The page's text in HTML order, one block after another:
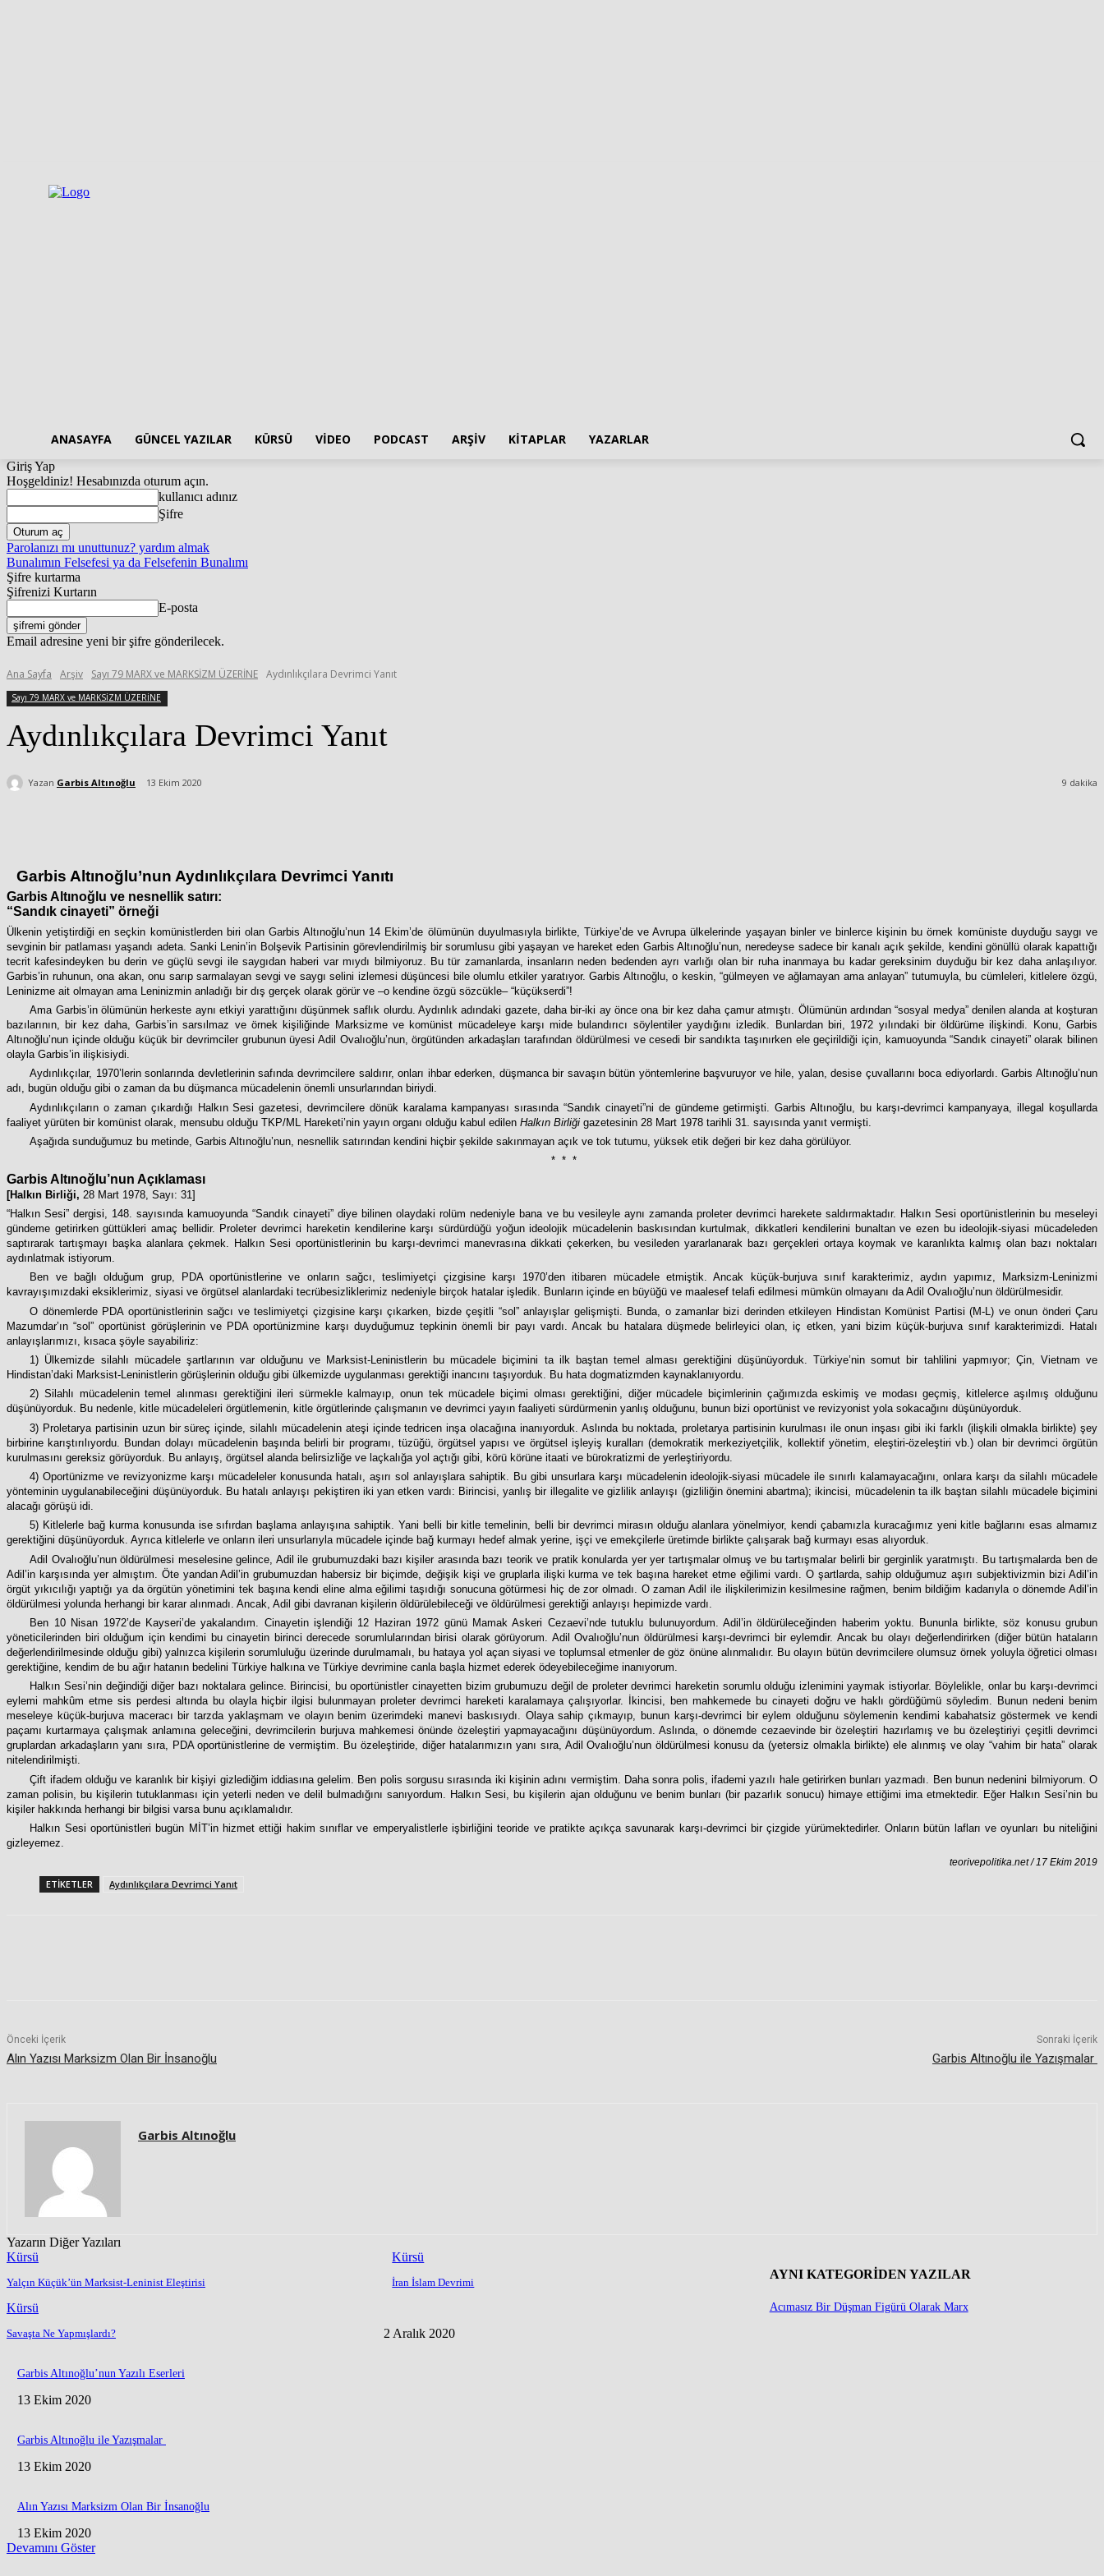
ANASAYFA GÜNCEL YAZILAR KÜRSÜ VIDEO PODCAST ARŞIV KITAPLAR YAZARLAR
Giriş Yap
Hoşgeldiniz! Hesabınızda oturum açın.
kullanıcı adınız
Şifre
Parolanızı mı unuttunuz? yardım almak
Bunalımın Felsefesi ya da Felsefenin Bunalımı
Şifre kurtarma
Şifrenizi Kurtarın
E-posta
Email adresine yeni bir şifre gönderilecek.
Ana Sayfa Arşiv Sayı 79 MARX ve MARKSİZM ÜZERİNE Aydınlıkçılara Devrimci Yanıt
Sayı 79 MARX ve MARKSİZM ÜZERİNE
Aydınlıkçılara Devrimci Yanıt
Yazan Garbis Altınoğlu 13 Ekim 2020 9 dakika
Garbis Altınoğlu’nun Aydınlıkçılara Devrimci Yanıtı
Garbis Altınoğlu ve nesnellik satırı:
“Sandık cinayeti” örneği
Ülkenin yetiştirdiği en seçkin komünistlerden biri olan Garbis Altınoğlu’nun 14 Ekim’de ölümünün duyulmasıyla birlikte, Türkiye’de ve Avrupa ülkelerinde yaşayan binler ve binlerce kişinin bu örnek komüniste duyduğu saygı ve
sevginin bir patlaması yaşandı adeta. Sanki Lenin’in Bolşevik Partisinin görevlendirilmiş bir sorumlusu gibi yaşayan ve hareket eden Garbis Altınoğlu’nun, neredeyse sadece bir kanalı açık şekilde, kendini gönüllü olarak kapattığı
tecrit kafesindeyken bu derin ve güçlü sevgi ile saygıdan haberi var mıydı bilmiyoruz. Bu tür zamanlarda, insanların neden bedenden ayrı varlığı olan bir ruha inanmaya bu kadar gereksinim duyduğu bir kez daha anlaşılıyor.
Garbis’in ruhunun, ona akan, onu sarıp sarmalayan sevgi ve saygı selini izlemesi düşüncesi bile olumlu etkiler yaratıyor. Garbis Altınoğlu, o keskin, “gülmeyen ve ağlamayan ama anlayan” tutumuyla, bu cümleleri, kitlelere özgü,
Leninizme ait olmayan ama Leninizmin anladığı bir dış gerçek olarak görür ve –o kendine özgü sözcükle‒ “küçükserdi”!
Ama Garbis’in ölümünün herkeste aynı etkiyi yarattığını düşünmek saflık olurdu. Aydınlık adındaki gazete, daha bir-iki ay önce ona bir kez daha çamur atmıştı. Ölümünün ardından “sosyal medya” denilen alanda at koşturan
bazılarının, bir kez daha, Garbis’in sarsılmaz ve örnek kişiliğinde Marksizme ve komünist mücadeleye karşı mide bulandırıcı söylentiler yaydığını izledik. Bunlardan biri, 1972 yılındaki bir öldürüme ilişkindi. Konu, Garbis
Altınoğlu’nun içinde olduğu küçük bir devrimciler grubunun üyesi Adil Ovalıoğlu’nun, örgütünden arkadaşları tarafından öldürülmesi ve cesedi bir sandıkta taşınırken ele geçirildiği için, kamuoyunda “Sandık cinayeti” olarak bilinen
olayla Garbis’in ilişkisiydi.
Aydınlıkçılar, 1970’lerin sonlarında devletlerinin safında devrimcilere saldırır, onları ihbar ederken, düşmanca bir savaşın bütün yöntemlerine başvuruyor ve hile, yalan, desise çuvallarını boca ediyorlardı. Garbis Altınoğlu’nun
adı, bugün olduğu gibi o zaman da bu düşmanca mücadelenin önemli unsurlarından biriydi.
Aydınlıkçıların o zaman çıkardığı Halkın Sesi gazetesi, devrimcilere dönük karalama kampanyası sırasında “Sandık cinayeti”ni de gündeme getirmişti. Garbis Altınoğlu, bu karşı-devrimci kampanyaya, illegal koşullarda
faaliyet yürüten bir komünist olarak, mensubu olduğu TKP/ML Hareketi’nin yayın organı olduğu kabul edilen Halkın Birliği gazetesinin 28 Mart 1978 tarihli 31. sayısında yanıt vermişti.
Aşağıda sunduğumuz bu metinde, Garbis Altınoğlu’nun, nesnellik satırından kendini hiçbir şekilde sakınmayan açık ve tok tutumu, yüksek etik değeri bir kez daha görülüyor.
* * *
Garbis Altınoğlu’nun Açıklaması
[Halkın Birliği, 28 Mart 1978, Sayı: 31]
“Halkın Sesi” dergisi, 148. sayısında kamuoyunda “Sandık cinayeti” diye bilinen olaydaki rolüm nedeniyle bana ve bu vesileyle aynı zamanda proleter devrimci harekete saldırmaktadır. Halkın Sesi oportünistlerinin bu meseleyi
gündeme getirirken güttükleri amaç bellidir. Proleter devrimci hareketin kendilerine karşı sürdürdüğü yoğun ideolojik mücadelenin baskısından kurtulmak, dikkatleri kendilerini bunaltan ve ezen bu ideolojik-siyasi mücadeleden
saptırarak tartışmayı başka alanlara çekmek. Halkın Sesi oportünistlerinin bu karşı-devrimci manevrasına dikkati çekerken, bu vesileden yararlanarak bazı gerçekleri ortaya koymak ve karanlıkta kalmış olan bazı noktaları
aydınlatmak istiyorum.
Ben ve bağlı olduğum grup, PDA oportünistlerine ve onların sağcı, teslimiyetçi çizgisine karşı 1970’den itibaren mücadele etmiştik. Ancak küçük-burjuva sınıf karakterimiz, aydın yapımız, Marksizm-Leninizmi
kavrayışımızdaki eksiklerimiz, siyasi ve örgütsel alanlardaki tecrübesizliklerimiz nedeniyle birçok hatalar işledik. Bunların içinde en büyüğü ve maalesef telafi edilmesi mümkün olmayanı da Adil Ovalıoğlu’nun öldürülmesidir.
O dönemlerde PDA oportünistlerinin sağcı ve teslimiyetçi çizgisine karşı çıkarken, bizde çeşitli “sol” anlayışlar gelişmişti. Bunda, o zamanlar bizi derinden etkileyen Hindistan Komünist Partisi (M-L) ve onun önderi Çaru
Mazumdar’ın “sol” oportünist görüşlerinin ve PDA oportünizmine karşı duyduğumuz tepkinin önemli bir payı vardı. Ancak bu hatalara düşmede belirleyici olan, iç etken, yani bizim küçük-burjuva sınıf karakterimizdi. Hatalı
anlayışlarımızı, kısaca şöyle sayabiliriz:
1) Ülkemizde silahlı mücadele şartlarının var olduğunu ve Marksist-Leninistlerin bu mücadele biçimini ta ilk baştan temel alması gerektiğini düşünüyorduk. Türkiye’nin somut bir tahlilini yapmıyor; Çin, Vietnam ve
Hindistan’daki Marksist-Leninistlerin görüşlerinin olduğu gibi ülkemizde uygulanması gerektiği inancını taşıyorduk. Bu hata dogmatizmden kaynaklanıyordu.
2) Silahlı mücadelenin temel alınması gerektiğini ileri sürmekle kalmayıp, onun tek mücadele biçimi olması gerektiğini, diğer mücadele biçimlerinin çağımızda eskimiş ve modası geçmiş, kitlelerce aşılmış olduğunu
düşünüyorduk. Bu nedenle, kitle mücadeleleri örgütlemenin, kitle örgütlerinde çalışmanın ve devrimci yayın faaliyeti sürdürmenin yanlış olduğunu, bunun bizi oportünist ve revizyonist yola sokacağını düşünüyorduk.
3) Proletarya partisinin uzun bir süreç içinde, silahlı mücadelenin ateşi içinde tedricen inşa olacağına inanıyorduk. Aslında bu noktada, proletarya partisinin kurulması ile onun inşası gibi iki farklı (ilişkili olmakla birlikte) şey
birbirine karıştırılıyordu. Bundan dolayı mücadelenin başında belirli bir programı, tüzüğü, örgütsel yapısı ve örgütsel işleyiş kuralları (demokratik merkeziyetçilik, kollektif yönetim, eleştiri-özeleştiri vb.) olan bir devrimci örgütün
kurulmasını gereksiz görüyorduk. Bu anlayış, örgütsel alanda belirsizliğe ve laçkalığa yol açtığı gibi, körü körüne itaati ve bürokratizmi de yerleştiriyordu.
4) Oportünizme ve revizyonizme karşı mücadeleler konusunda hatalı, aşırı sol anlayışlara sahiptik. Bu gibi unsurlara karşı mücadelenin ideolojik-siyasi mücadele ile sınırlı kalamayacağını, onlara karşı da silahlı mücadele
yönteminin uygulanabileceğini düşünüyorduk. Bu hatalı anlayışı pekiştiren iki yan etken vardı: Birincisi, yanlış bir illegalite ve gizlilik anlayışı (gizliliğin önemini abartma); ikincisi, mücadelenin ta ilk baştan silahlı mücadele biçimini
alacağı görüşü idi.
5) Kitlelerle bağ kurma konusunda ise sıfırdan başlama anlayışına sahiptik. Yani belli bir kitle temelinin, belli bir devrimci mirasın olduğu alanlara yönelmiyor, kendi çabamızla kuracağımız yeni kitle bağlarını esas almamız
gerektiğini düşünüyorduk. Ayrıca kitlelerle ve onların ileri unsurlarıyla mücadele içinde bağ kurmayı hedef almak yerine, işçi ve emekçilerle üretimde birlikte çalışarak bağ kurmayı esas alıyorduk.
Adil Ovalıoğlu’nun öldürülmesi meselesine gelince, Adil ile grubumuzdaki bazı kişiler arasında bazı teorik ve pratik konularda yer yer tartışmalar olmuş ve bu tartışmalar belirli bir gerginlik yaratmıştı. Bu tartışmalarda ben de
Adil’in karşısında yer almıştım. Öte yandan Adil’in grubumuzdan habersiz bir biçimde, değişik kişi ve gruplarla ilişki kurma ve tek başına hareket etme eğilimi vardı. O şartlarda, sahip olduğumuz aşırı subjektivizmin bizi Adil’in
örgüt yıkıcılığı yaptığı ya da örgütün yönetimini tek başına kendi eline alma eğilimi taşıdığı sonucuna götürmesi hiç de zor olmadı. O zaman Adil ile ilişkilerimizin kesilmesine rağmen, benim bildiğim kadarıyla o dönemde Adil’in
öldürülmesi yolunda herhangi bir karar alınmadı. Ancak, Adil gibi davranan kişilerin öldürülebileceği ve öldürülmesi gerektiği anlayışı hepimizde vardı.
Ben 10 Nisan 1972’de Kayseri’de yakalandım. Cinayetin işlendiği 12 Haziran 1972 günü Mamak Askeri Cezaevi’nde tutuklu bulunuyordum. Adil’in öldürüleceğinden haberim yoktu. Bununla birlikte, söz konusu grubun
yöneticilerinden biri olduğum için kendimi bu cinayetin birinci derecede sorumlularından birisi olarak görüyorum. Adil Ovalıoğlu’nun öldürülmesi karşı-devrimci bir eylemdir. Ancak bu olayı değerlendirirken (diğer bütün hataların
değerlendirilmesinde olduğu gibi) yalnızca kişilerin sorumluluğu üzerinde durulmamalı, bu hataya yol açan siyasi ve toplumsal etmenler de göz önüne alınmalıdır. Bu olayın bütün devrimcilere olumsuz örnek yoluyla öğretici olması
gerektiğine, kendim de bu ağır hatanın bedelini Türkiye halkına ve Türkiye devrimine canla başla hizmet ederek ödeyebileceğime inanıyorum.
Halkın Sesi’nin değindiği diğer bazı noktalara gelince. Birincisi, bu oportünistler cinayetten bizim grubumuzu değil de proleter devrimci hareketin sorumlu olduğu izlenimini yaymak istiyorlar. Böylelikle, onlar bu karşı-devrimci
eylemi mahkûm etme sis perdesi altında bu olayla hiçbir ilgisi bulunmayan proleter devrimci hareketi karalamaya çalışıyorlar. İkincisi, ben mahkemede bu cinayeti doğru ve haklı gördüğümü söyledim. Bunun nedeni benim
meseleye küçük-burjuva maceracı bir tarzda yaklaşmam ve olayın benim üzerimdeki manevi baskısıydı. Olaya sahip çıkmayıp, bunun karşı-devrimci bir eylem olduğunu söylemenin kendimi kabahatsiz göstermek ve kendi
paçamı kurtarmaya çalışmak anlamına geleceğini, devrimcilerin burjuva mahkemesi önünde özeleştiri yapmayacağını düşünüyordum. Aslında, o dönemde cezaevinde bir özeleştiri hazırlamış ve bu özeleştiriyi çeşitli devrimci
gruplardan arkadaşların yanı sıra, PDA oportünistlerine de vermiştim. Bu özeleştiride, diğer hatalarımızın yanı sıra, Adil Ovalıoğlu’nun öldürülmesi konusu da (yetersiz olmakla birlikte) ele alınmış ve olay “vahim bir hata” olarak
nitelendirilmişti.
Çift ifadem olduğu ve karanlık bir kişiyi gizlediğim iddiasına gelelim. Ben polis sorgusu sırasında iki kişinin adını vermiştim. Daha sonra polis, ifademi yazılı hale getirirken bunları yazmadı. Ben bunun nedenini bilmiyorum. O
zaman polisin, bu kişilerin tutuklanması için yeterli neden ve delil bulmadığını sanıyordum. Halkın Sesi, bu kişilerin ajan olduğunu ve benim bunları (bir pazarlık sonucu) himaye ettiğimi ima etmektedir. Eğer Halkın Sesi’nin bu
kişiler hakkında herhangi bir bilgisi varsa bunu açıklamalıdır.
Halkın Sesi oportünistleri bugün MİT’in hizmet ettiği hakim sınıflar ve emperyalistlerle işbirliğini teoride ve pratikte açıkça savunarak karşı-devrimci bir çizgide yürümektedirler. Onların bütün lafları ve oyunları bu niteliğini
gizleyemez.
teorivepolitika.net / 17 Ekim 2019
ETIKETLER Aydınlıkçılara Devrimci Yanıt
Önceki İçerik
Alın Yazısı Marksizm Olan Bir İnsanoğlu
Sonraki İçerik
Garbis Altınoğlu ile Yazışmalar
Garbis Altınoğlu
Yazarın Diğer Yazıları
Kürsü
Yalçın Küçük’ün Marksist-Leninist Eleştirisi
Kürsü
İran İslam Devrimi
Kürsü
Savaşta Ne Yapmışlardı?
AYNI KATEGORIDEN YAZILAR
Acımasız Bir Düşman Figürü Olarak Marx
2 Aralık 2020
Garbis Altınoğlu’nun Yazılı Eserleri
13 Ekim 2020
Garbis Altınoğlu ile Yazışmalar
13 Ekim 2020
Alın Yazısı Marksizm Olan Bir İnsanoğlu
13 Ekim 2020
Devamını Göster